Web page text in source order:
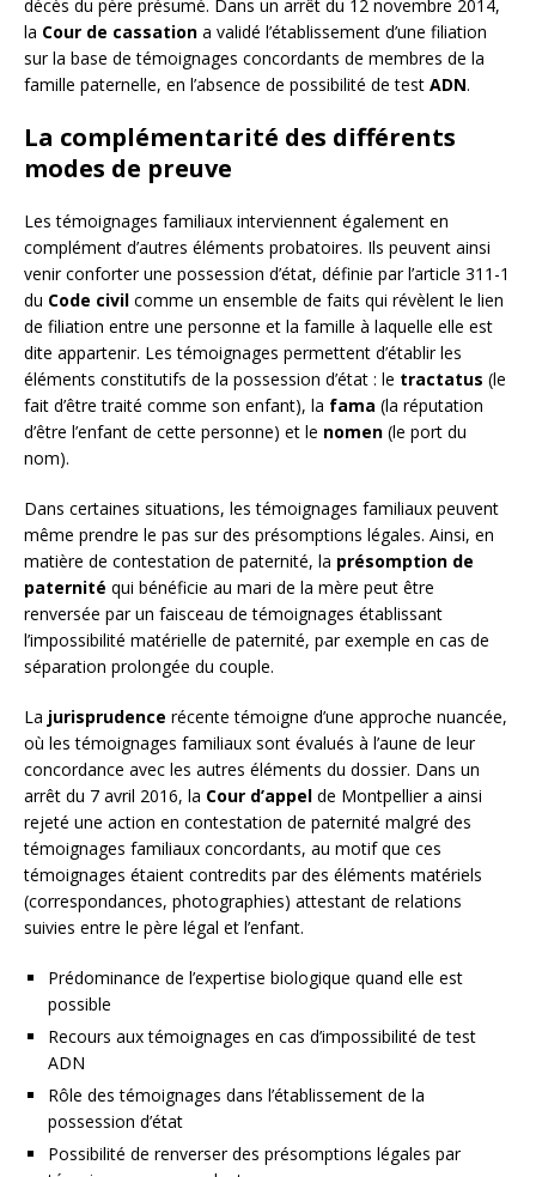
décès du père présumé. Dans un arrêt du 12 novembre 2014,
la Cour de cassation a validé l’établissement d’une filiation
sur la base de témoignages concordants de membres de la
famille paternelle, en l’absence de possibilité de test ADN.
La complémentarité des différents
modes de preuve
Les témoignages familiaux interviennent également en
complément d’autres éléments probatoires. Ils peuvent ainsi
venir conforter une possession d’état, définie par l’article 311-1
du Code civil comme un ensemble de faits qui révèlent le lien
de filiation entre une personne et la famille à laquelle elle est
dite appartenir. Les témoignages permettent d’établir les
éléments constitutifs de la possession d’état : le tractatus (le
fait d’être traité comme son enfant), la fama (la réputation
d’être l’enfant de cette personne) et le nomen (le port du
nom).
Dans certaines situations, les témoignages familiaux peuvent
même prendre le pas sur des présomptions légales. Ainsi, en
matière de contestation de paternité, la présomption de
paternité qui bénéficie au mari de la mère peut être
renversée par un faisceau de témoignages établissant
l’impossibilité matérielle de paternité, par exemple en cas de
séparation prolongée du couple.
La jurisprudence récente témoigne d’une approche nuancée,
où les témoignages familiaux sont évalués à l’aune de leur
concordance avec les autres éléments du dossier. Dans un
arrêt du 7 avril 2016, la Cour d’appel de Montpellier a ainsi
rejeté une action en contestation de paternité malgré des
témoignages familiaux concordants, au motif que ces
témoignages étaient contredits par des éléments matériels
(correspondances, photographies) attestant de relations
suivies entre le père légal et l’enfant.
Prédominance de l’expertise biologique quand elle est
possible
Recours aux témoignages en cas d’impossibilité de test
ADN
Rôle des témoignages dans l’établissement de la
possession d’état
Possibilité de renverser des présomptions légales par